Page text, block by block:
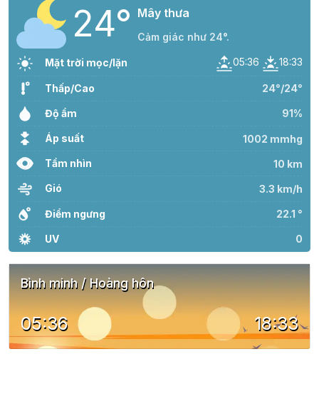
24° Mây thưa
Cảm giác như 24°.
Mặt trời mọc/lặn 05:36 18:33
Thấp/Cao 24°/24°
Độ ẩm 91%
Áp suất 1002 mmhg
Tầm nhìn 10 km
Gió 3.3 km/h
Điểm ngưng 22.1 °
UV 0
Bình minh / Hoàng hôn
05:36 18:33